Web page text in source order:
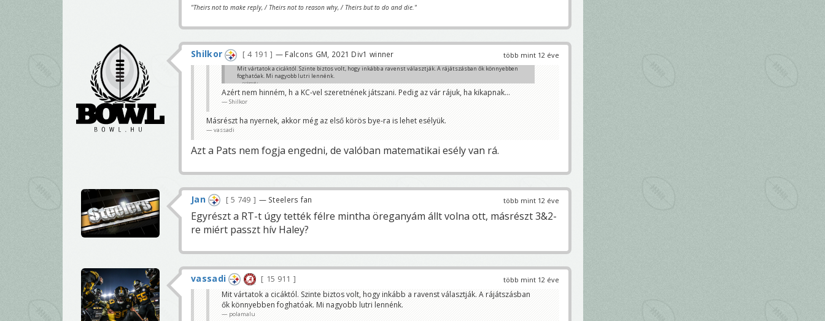
"Theirs not to make reply, / Theirs not to reason why, / Theirs but to do and die."
több mint 12 éve
Shilkor 4 191 — Falcons GM, 2021 Div1 winner
Mit vártatok a cicáktól. Szinte biztos volt, hogy inkább a ravenst választják. A rájátszásban ők könnyebben
foghatóak. Mi nagyobb lutri lennénk.
polamalu
Azért nem hinném, h a KC-vel szeretnének játszani. Pedig az vár rájuk, ha kikapnak...
Shilkor
Másrészt ha nyernek, akkor még az első körös bye-ra is lehet esélyük.
vassadi
Azt a Pats nem fogja engedni, de valóban matematikai esély van rá.
több mint 12 éve
Jan 5 749 — Steelers fan
Egyrészt a RT-t úgy tették félre mintha öreganyám állt volna ott, másrészt 3&2-
re miért passzt hív Haley?
több mint 12 éve
vassadi
15 911
Mit vártatok a cicáktól. Szinte biztos volt, hogy inkább a ravenst választják. A rájátszásban
ők könnyebben foghatóak. Mi nagyobb lutri lennénk.
polamalu